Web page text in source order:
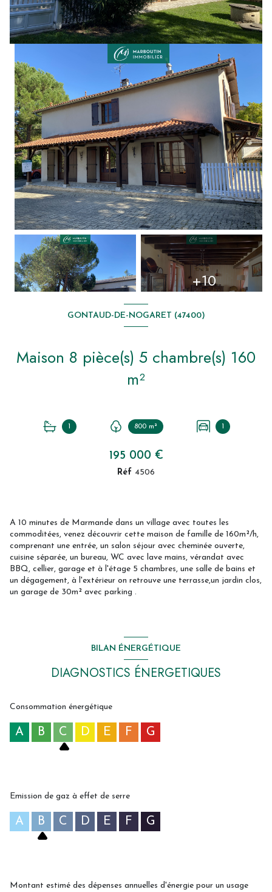
+10
GONTAUD-DE-NOGARET (47400)
Maison 8 pièce(s) 5 chambre(s) 160
m²
1 800 m² 1
195 000 €
Réf 4506
A 10 minutes de Marmande dans un village avec toutes les
commoditées, venez découvrir cette maison de famille de 160m²/h,
comprenant une entrée, un salon séjour avec cheminée ouverte,
cuisine séparée, un bureau, WC avec lave mains, vérandat avec
BBQ, cellier, garage et à l'étage 5 chambres, une salle de bains et
un dégagement, à l'extérieur on retrouve une terrasse,un jardin clos,
un garage de 30m² avec parking .
BILAN ÉNERGÉTIQUE
DIAGNOSTICS ÉNERGETIQUES
Consommation énergétique
A B C D E F G
Emission de gaz à effet de serre
A B C D E F G
Montant estimé des dépenses annuelles d'énergie pour un usage